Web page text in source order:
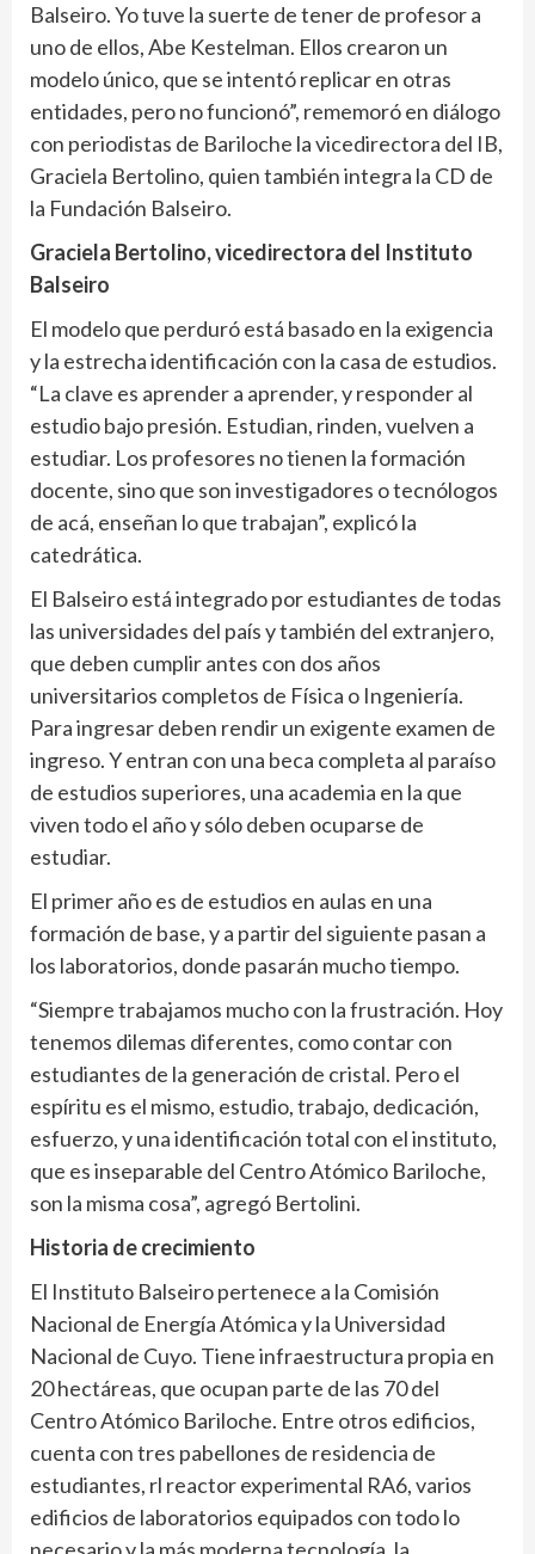
Balseiro. Yo tuve la suerte de tener de profesor a
uno de ellos, Abe Kestelman. Ellos crearon un
modelo único, que se intentó replicar en otras
entidades, pero no funcionó”, rememoró en diálogo
con periodistas de Bariloche la vicedirectora del IB,
Graciela Bertolino, quien también integra la CD de
la Fundación Balseiro.
Graciela Bertolino, vicedirectora del Instituto
Balseiro
El modelo que perduró está basado en la exigencia
y la estrecha identificación con la casa de estudios.
“La clave es aprender a aprender, y responder al
estudio bajo presión. Estudian, rinden, vuelven a
estudiar. Los profesores no tienen la formación
docente, sino que son investigadores o tecnólogos
de acá, enseñan lo que trabajan”, explicó la
catedrática.
El Balseiro está integrado por estudiantes de todas
las universidades del país y también del extranjero,
que deben cumplir antes con dos años
universitarios completos de Física o Ingeniería.
Para ingresar deben rendir un exigente examen de
ingreso. Y entran con una beca completa al paraíso
de estudios superiores, una academia en la que
viven todo el año y sólo deben ocuparse de
estudiar.
El primer año es de estudios en aulas en una
formación de base, y a partir del siguiente pasan a
los laboratorios, donde pasarán mucho tiempo.
“Siempre trabajamos mucho con la frustración. Hoy
tenemos dilemas diferentes, como contar con
estudiantes de la generación de cristal. Pero el
espíritu es el mismo, estudio, trabajo, dedicación,
esfuerzo, y una identificación total con el instituto,
que es inseparable del Centro Atómico Bariloche,
son la misma cosa”, agregó Bertolini.
Historia de crecimiento
El Instituto Balseiro pertenece a la Comisión
Nacional de Energía Atómica y la Universidad
Nacional de Cuyo. Tiene infraestructura propia en
20 hectáreas, que ocupan parte de las 70 del
Centro Atómico Bariloche. Entre otros edificios,
cuenta con tres pabellones de residencia de
estudiantes, rl reactor experimental RA6, varios
edificios de laboratorios equipados con todo lo